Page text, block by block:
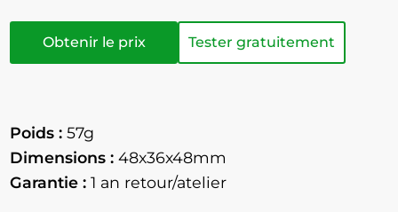
Obtenir le prix Tester gratuitement
Poids : 57g
Dimensions : 48x36x48mm
Garantie : 1 an retour/atelier